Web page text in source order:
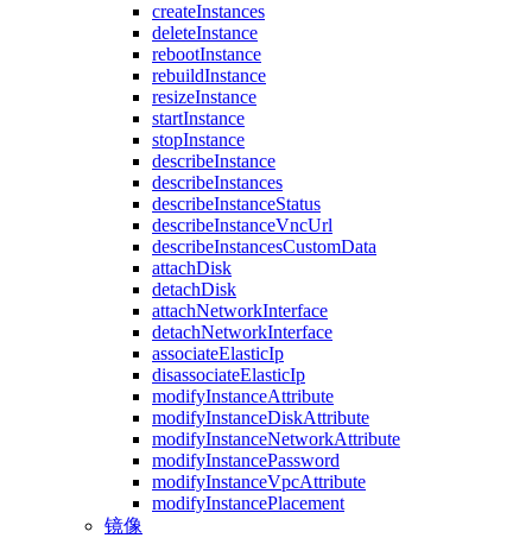
createInstances
deleteInstance
rebootInstance
rebuildInstance
resizeInstance
startInstance
stopInstance
describeInstance
describeInstances
describeInstanceStatus
describeInstanceVncUrl
describeInstancesCustomData
attachDisk
detachDisk
attachNetworkInterface
detachNetworkInterface
associateElasticIp
disassociateElasticIp
modifyInstanceAttribute
modifyInstanceDiskAttribute
modifyInstanceNetworkAttribute
modifyInstancePassword
modifyInstanceVpcAttribute
modifyInstancePlacement
镜像